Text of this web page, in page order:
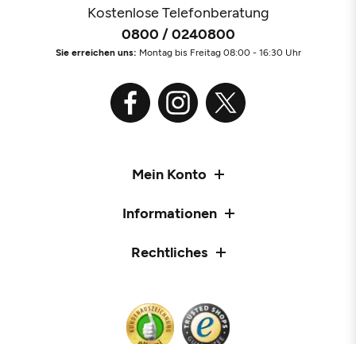
Kostenlose Telefonberatung
0800 / 0240800
Sie erreichen uns: Montag bis Freitag 08:00 - 16:30 Uhr
Mein Konto
Informationen
Rechtliches